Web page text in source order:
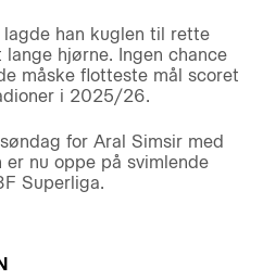
han kuglen til rette
hjørne. Ingen chance
måske flotteste mål scoret
i 2025/26.
for Aral Simsir med
nu oppe på svimlende
Superliga.